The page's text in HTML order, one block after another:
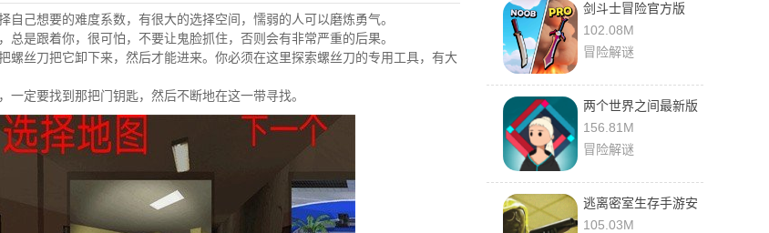
自己想要的难度系数，有很大的选择空间，懦弱的人可以磨炼勇气。
总是跟着你，很可怕，不要让鬼脸抓住，否则会有非常严重的后果。
螺丝刀把它卸下来，然后才能进来。你必须在这里探索螺丝刀的专用工具，有大
一定要找到那把门钥匙，然后不断地在这一带寻找。
剑斗士冒险官方版
(Swords Figter
Adventure)
102.08M
冒险解谜
两个世界之间最新版
2023
156.81M
冒险解谜
逃离密室生存手游安
卓版下载
105.03M